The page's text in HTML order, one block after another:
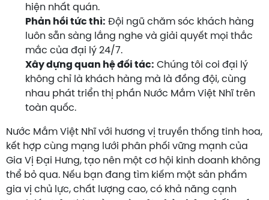
hiện nhất quán.
Phản hồi tức thì: Đội ngũ chăm sóc khách hàng
luôn sẵn sàng lắng nghe và giải quyết mọi thắc
mắc của đại lý 24/7.
Xây dựng quan hệ đối tác: Chúng tôi coi đại lý
không chỉ là khách hàng mà là đồng đội, cùng
nhau phát triển thị phần Nước Mắm Việt Nhĩ trên
toàn quốc.
Nước Mắm Việt Nhĩ với hương vị truyền thống tinh hoa,
kết hợp cùng mạng lưới phân phối vững mạnh của
Gia Vị Đại Hưng, tạo nên một cơ hội kinh doanh không
thể bỏ qua. Nếu bạn đang tìm kiếm một sản phẩm
gia vị chủ lực, chất lượng cao, có khả năng cạnh